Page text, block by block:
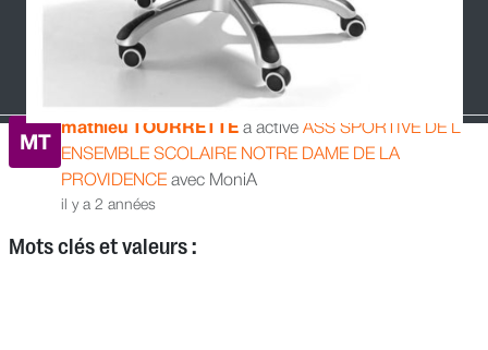
MT
mathieu TOURRETTE a activé ASS SPORTIVE DE L
ENSEMBLE SCOLAIRE NOTRE DAME DE LA
PROVIDENCE avec MoniA
il y a 2 années
Mots clés et valeurs :